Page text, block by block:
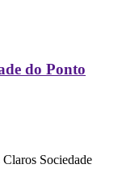
do Ponto
Claros Sociedade